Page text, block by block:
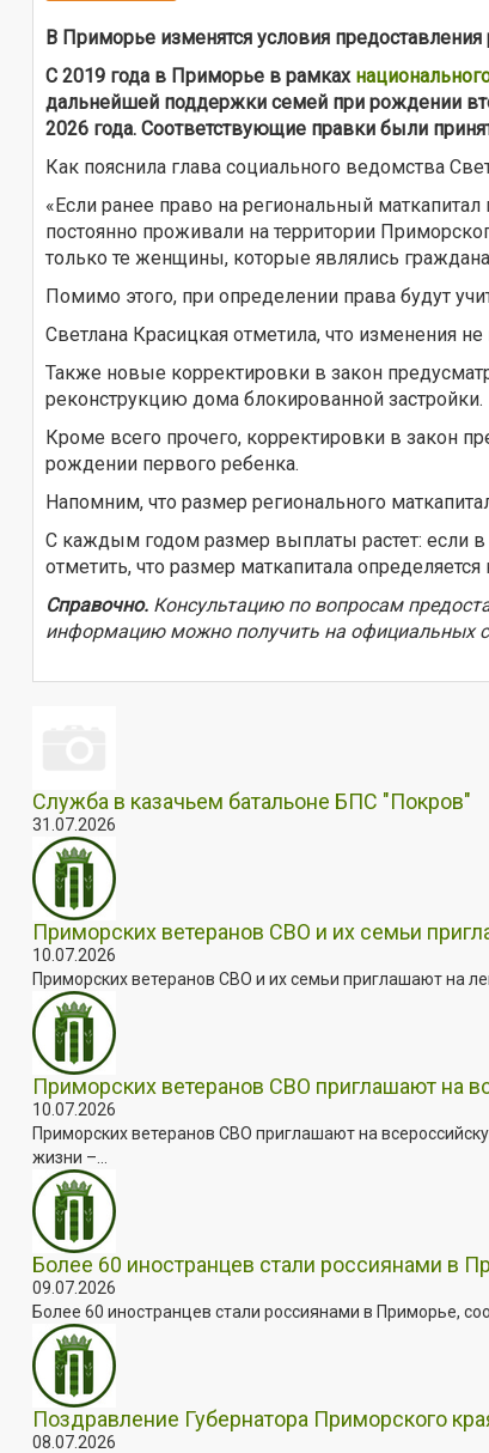
В Приморье изменятся условия
С 2019 года в Приморье в рамках
дальнейшей поддержки семей при рождении
2026 года. Соответствующие правки были
Как пояснила глава социального ведомства
«Если ранее право на региональный
постоянно проживали на территории
только те женщины, которые являлись
Помимо этого, при определении права будут
Светлана Красицкая отметила, что изменения
Также новые корректировки в закон
реконструкцию дома блокированной застройки.
Кроме всего прочего, корректировки в закон
рождении первого ребенка.
Напомним, что размер регионального
С каждым годом размер выплаты растет: если в
отметить, что размер маткапитала
Справочно. Консультацию по вопросам
информацию можно получить на официальных
Служба в казачьем батальоне БПС "Покров"
31.07.2026
Приморских ветеранов СВО и их семьи
10.07.2026
Приморских ветеранов СВО и их семьи приглашают на
Приморских ветеранов СВО приглашают на
10.07.2026
Приморских ветеранов СВО приглашают на
жизни –...
Более 60 иностранцев стали россиянами в
09.07.2026
Более 60 иностранцев стали россиянами в Приморье,
Поздравление Губернатора Приморского
08.07.2026